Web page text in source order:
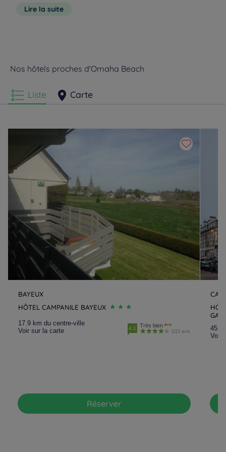
Mer et au Mémorial Muséum
Lire la suite
Nos hôtels proches d'Omaha Beach
Liste Carte
BAYEUX
HÔTEL CAMPANILE BAYEUX
17.9 km du centre-ville
Voir sur la carte
4.1 Très bien
1115 avis
Réserver
45
Voir
Hôtels à Paris